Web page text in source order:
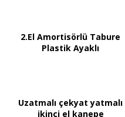
2.El Amortisörlü Tabure
Plastik Ayaklı
Uzatmalı çekyat yatmalı
ikinci el kanepe